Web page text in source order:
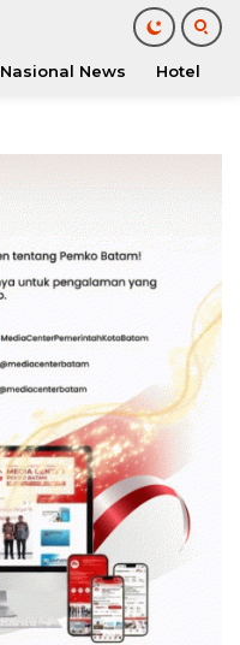
Nasional News Hotel